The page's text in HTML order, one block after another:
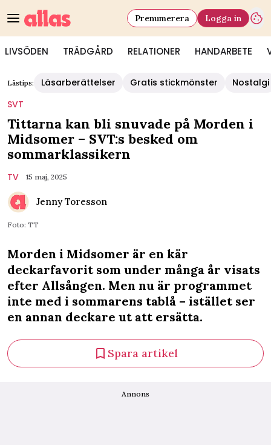
LIVSÖDEN TRÄDGÅRD RELATIONER HANDARBETE
Prenumerera Logga in
Lästips: Läsarberättelser Gratis stickmönster
Nostalgi
SVT
Tittarna kan bli snuvade på Morden i
Midsomer – SVT:s besked om
sommarklassikern
TV 15 maj, 2025
Jenny Toresson
Foto: TT
Morden i Midsomer är en kär
deckarfavorit som under många år visats
efter Allsången. Men nu är programmet
inte med i sommarens tablå – istället ser
en annan deckare ut att ersätta.
Spara artikel
Annons